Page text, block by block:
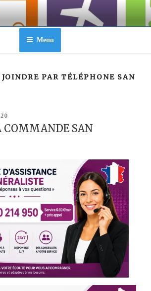
Menu
JOINDRE PAR TÉLÉPHONE SAN
COMMANDE SAN